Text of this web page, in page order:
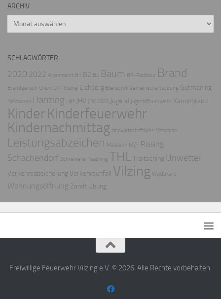
ARCHIV
Archiv
SCHLAGWÖRTER
2020 2022 Altenmarkt B1 B2 B4 Baum BR-Radltour Brand
Brandgeruch Cham DJK-Vilzing Eichberg Ellersdorf Gemeinschaftsübung Gutmaning
Halloween Hanzing Hof JHV JHV 2020 Jugend Jugendfeuerwehr Kaminbrand
Kinder Kinderfeuerwehr
Kindernachmittag landwirtschaftliche Maschine
Leistungsabzeichen Maibaum MZF Rissing
Schachendorf Schreinerei Tasching THLTraitsching Unwetter
Verkehrsabsicherung Verkehrsunfall Vilzing Waldbrand
Wohnungsöffnung Zandt Übung
Freiwillige Feuerwehr Vilzing e.V. © 2026. Alle Rechte vorbehalten.